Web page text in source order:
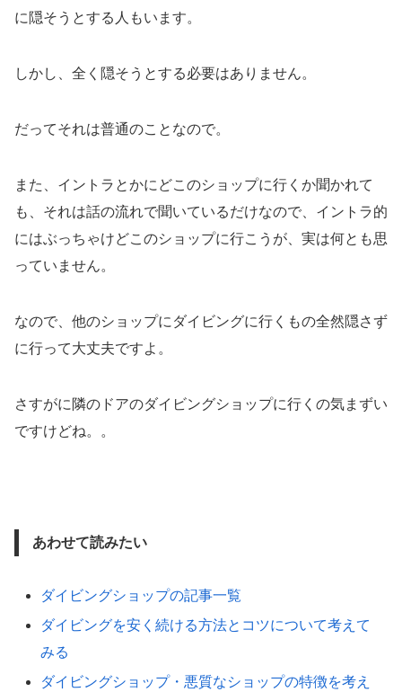
に隠そうとする人もいます。
しかし、全く隠そうとする必要はありません。
だってそれは普通のことなので。
また、イントラとかにどこのショップに行くか聞かれて
も、それは話の流れで聞いているだけなので、イントラ的
にはぶっちゃけどこのショップに行こうが、実は何とも思
っていません。
なので、他のショップにダイビングに行くもの全然隠さず
に行って大丈夫ですよ。
さすがに隣のドアのダイビングショップに行くの気まずい
ですけどね。。
あわせて読みたい
ダイビングショップの記事一覧
ダイビングを安く続ける方法とコツについて考えて
みる
ダイビングショップ・悪質なショップの特徴を考え